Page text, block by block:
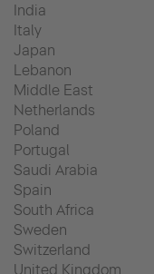
India
Italy
Japan
Lebanon
Middle East
Netherlands
Poland
Portugal
Saudi Arabia
Spain
South Africa
Sweden
Switzerland
United Kingdom